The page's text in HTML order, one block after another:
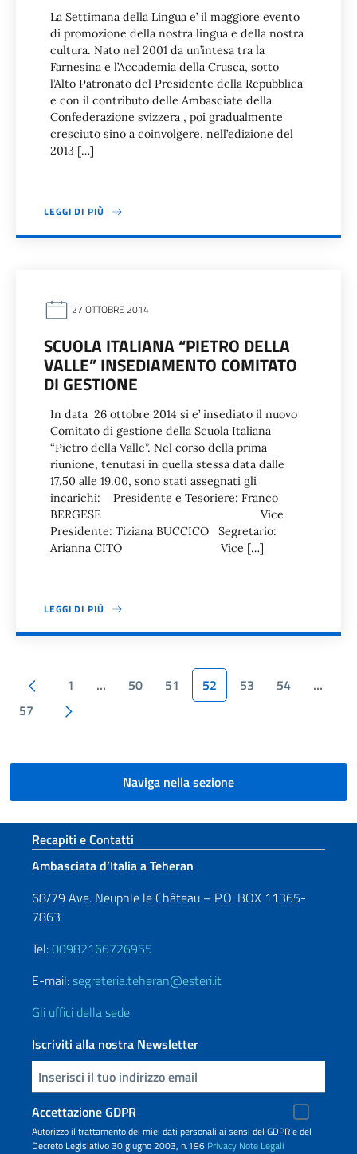
La Settimana della Lingua e’ il maggiore evento
di promozione della nostra lingua e della nostra
cultura. Nato nel 2001 da un’intesa tra la
Farnesina e l’Accademia della Crusca, sotto
l’Alto Patronato del Presidente della Repubblica
e con il contributo delle Ambasciate della
Confederazione svizzera , poi gradualmente
cresciuto sino a coinvolgere, nell’edizione del
2013 […]
LEGGI DI PIÙ
27 OTTOBRE 2014
SCUOLA ITALIANA “PIETRO DELLA
VALLE” INSEDIAMENTO COMITATO
DI GESTIONE
In data 26 ottobre 2014 si e’ insediato il nuovo
Comitato di gestione della Scuola Italiana
“Pietro della Valle”. Nel corso della prima
riunione, tenutasi in quella stessa data dalle
17.50 alle 19.00, sono stati assegnati gli
incarichi: Presidente e Tesoriere: Franco
BERGESE Vice
Presidente: Tiziana BUCCICO Segretario:
Arianna CITO Vice […]
LEGGI DI PIÙ
Paginazione
Pagina precedente
1 … 50 51 52 53 54
…
57
Naviga nella sezione
Sezione footer
Recapiti e Contatti
Ambasciata d’Italia a Teheran
68/79 Ave. Neuphle le Château – P.O. BOX 11365-
7863
Tel:00982166726955
E-mail:segreteria.teheran@esteri.it
Gli uffici della sede
Iscriviti alla nostra Newsletter
Inserisci la tua email
Accettazione GDPR
Autorizzo il trattamento dei miei dati personali ai sensi del GDPR e del
Decreto Legislativo 30 giugno 2003, n.196 Privacy Note Legali